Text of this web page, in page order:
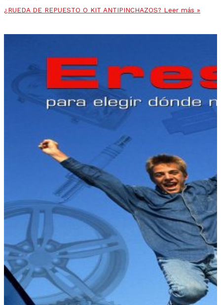
¿RUEDA DE REPUESTO O KIT ANTIPINCHAZOS? Leer más »